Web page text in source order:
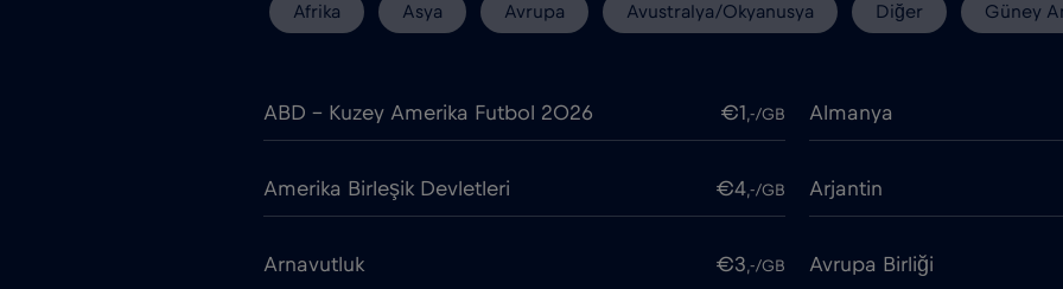
Afrika Asya Avrupa Avustralya/Okyanusya Diğer Güney
ABD - Kuzey Amerika Futbol 2026 €1 ,-/GB Almanya
Amerika Birleşik Devletleri €4,-/GB Arjantin
Arnavutluk €3,-/GB Avrupa Birliği